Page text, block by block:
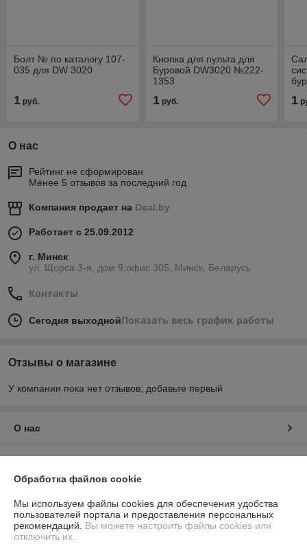
Болт № по каталогу 107-
035 для DW 3020
1 руб.
Кнопка для пульта для
Буровой DW3020 №222-
1353
1руб. 1
О нас
Рейтинг не сформирован
Менее 5 отзывов за последний год
Компания продает на Deal.by
Работает с 25.09.2012
г. Минск
ул. Щорса 3-я, дом 9,офис 305, Минск, Беларусь
Контакты
Сегодня выходнойПоказать весь график работы
Отзывы о магазине
У компании пока нет отзывов, добавьте первый
О нас
График работы
Обработка файлов cookie
Мы используем файлы cookies для обеспечения удобства
пользователей портала и предоставления персональных
рекомендаций. Вы можете настроить файлы cookies или
отключить их.